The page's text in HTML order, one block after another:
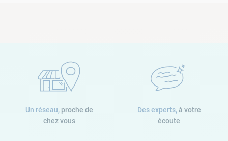
Un réseau, proche de
chez vous
Des experts, à votre
écoute